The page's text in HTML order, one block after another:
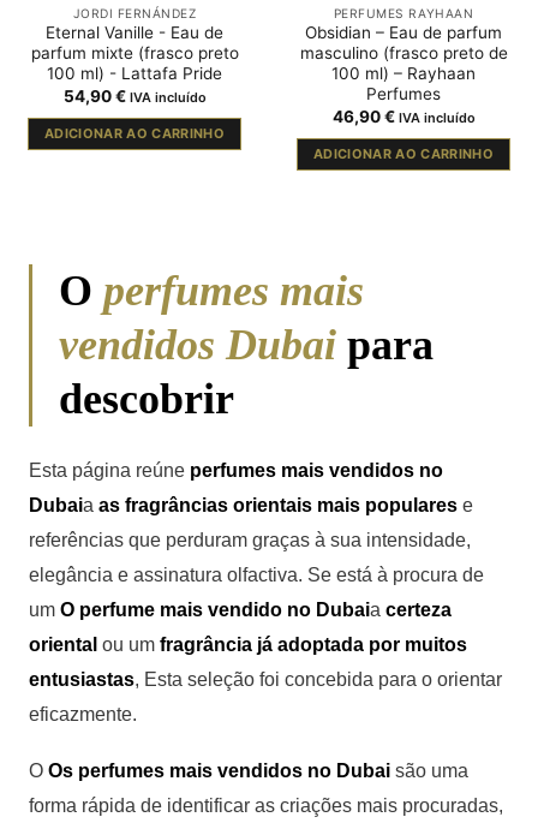
JORDI FERNÁNDEZ
Eternal Vanille - Eau de
parfum mixte (frasco preto
100 ml) - Lattafa Pride
54,90€ IVA incluído
ADICIONAR AO CARRINHO
PERFUMES RAYHAAN
Obsidian – Eau de parfum
masculino (frasco preto de
100 ml) – Rayhaan
Perfumes
46,90€ IVA incluído
ADICIONAR AO CARRINHO
O perfumes mais
vendidos Dubai para
descobrir
Esta página reúne perfumes mais vendidos no
Dubaia as fragrâncias orientais mais populares e
referências que perduram graças à sua intensidade,
elegância e assinatura olfactiva. Se está à procura de
um O perfume mais vendido no Dubaia certeza
oriental ou um fragrância já adoptada por muitos
entusiastas, Esta seleção foi concebida para o orientar
eficazmente.
O Os perfumes mais vendidos no Dubai são uma
forma rápida de identificar as criações mais procuradas,